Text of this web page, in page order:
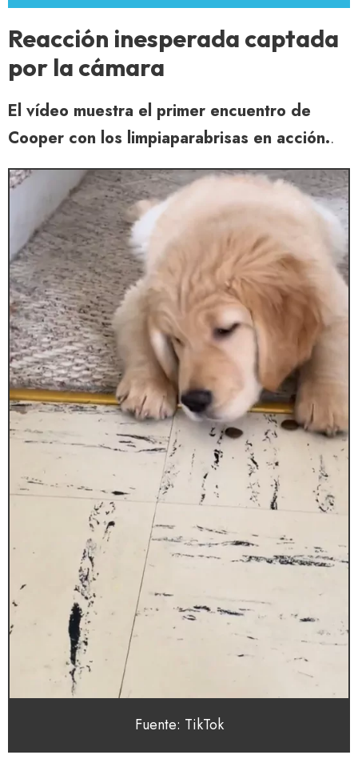
Reacción inesperada captada
por la cámara
El vídeo muestra el primer encuentro de
Cooper con los limpiaparabrisas en acción..
Fuente: TikTok